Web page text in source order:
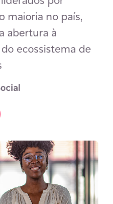
maioria no país,
abertura à
ecossistema de
E-mail
via Facebook
via LinkedIn